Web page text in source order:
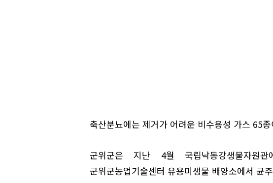
축산분뇨에는 제거가 어려운 비수용성 가스 65
군위군은 지난 4월 국립낙동강생물자원
군위군농업기술센터 유용미생물 배양소에서 균